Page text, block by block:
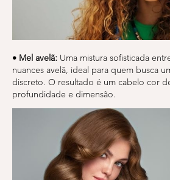
• Mel avelã: Uma mistura sofisticada
nuances avelã, ideal para quem busca
discreto. O resultado é um cabelo cor
profundidade e dimensão.